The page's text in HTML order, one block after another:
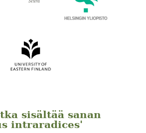
sisältää sanan
intraradices'